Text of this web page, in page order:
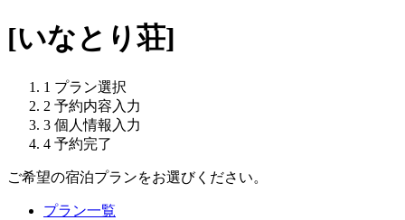
[いなとり荘]
1 プラン選択
2 予約内容入力
3 個人情報入力
4 予約完了
ご希望の宿泊プランをお選びください。
プラン一覧